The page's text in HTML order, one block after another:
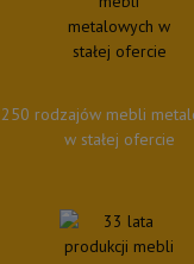
250 rodzajów mebli
w stałej ofercie